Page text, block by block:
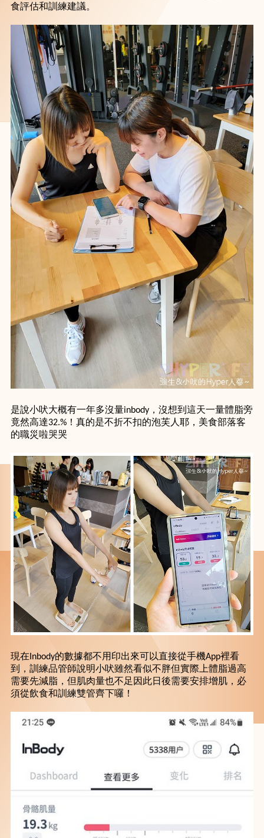
食評估和訓練建議。
是說小吠大概有一年多沒量inbody，沒想到這天一量體脂旁
竟然高達32.%！真的是不折不扣的泡芙人耶，美食部落客
的職災啦哭哭
現在Inbody的數據都不用印出來可以直接從手機App裡看
到，訓練品管師說明小吠雖然看似不胖但實際上體脂過高
需要先減脂，但肌肉量也不足因此日後需要安排增肌，必
須從飲食和訓練雙管齊下囉！